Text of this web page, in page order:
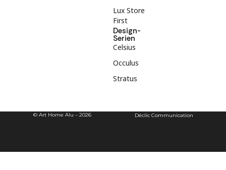
Lux Store
First
Design-
Serien
Celsius
Occulus
Stratus
© Art Home Alu – 2026 Déclic Communication